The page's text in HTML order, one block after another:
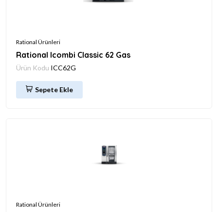
Rational Ürünleri
Rational Icombi Classic 62 Gas
Ürün Kodu ICC62G
Sepete Ekle
Rational Ürünleri